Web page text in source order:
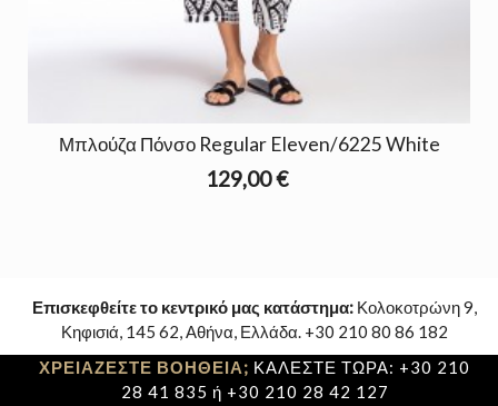
Μπλούζα Πόνσο Regular Eleven/6225 White
129,00 €
Επισκεφθείτε το κεντρικό μας κατάστημα: Κολοκοτρώνη 9,
Κηφισιά, 145 62, Αθήνα, Ελλάδα. +30 210 80 86 182
ΧΡΕΙΑΖΕΣΤΕ ΒΟΗΘΕΙΑ; ΚΑΛΕΣΤΕ ΤΩΡΑ: +30 210
28 41 835 ή +30 210 28 42 127